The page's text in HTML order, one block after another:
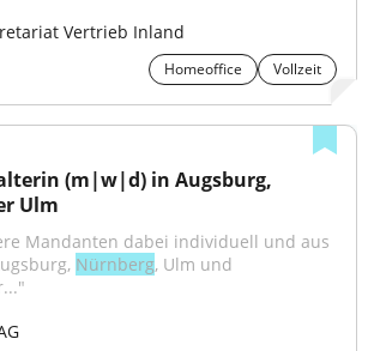
Vertrieb Inland
Homeoffice Vollzeit
Ulm
Mandanten dabei individuell und aus
Nürnberg, Ulm und